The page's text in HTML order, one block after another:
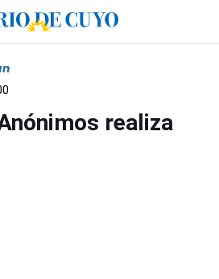
realiza